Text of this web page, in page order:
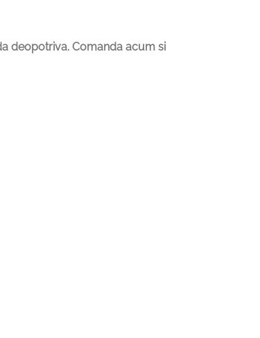
deopotriva. Comanda acum si